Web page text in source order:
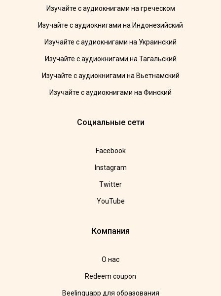
Изучайте с аудиокнигами на греческом
Изучайте с аудиокнигами на Индонезийский
Изучайте с аудиокнигами на Украинский
Изучайте с аудиокнигами на Тагальский
Изучайте с аудиокнигами на Вьетнамский
Изучайте с аудиокнигами на Финский
Социальные сети
Facebook
Instagram
Twitter
YouTube
Компания
О нас
Redeem coupon
Beelinguapp для образования